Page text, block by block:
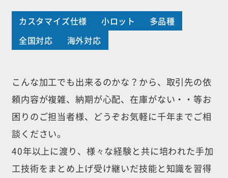
カスタマイズ仕様 小ロット
多品種
全国対応
海外対応
こんな加工でも出来るのかな？から、取引先の依
頼内容が複雑、納期が心配、 在庫がない・・等お
困りのご担当者様、どうぞお気軽に千年までご相
談ください。
40年以上に渡り、様々な経験と共に培われた手加
工技術をまとめ上げ受け継いだ技能と知識を習得